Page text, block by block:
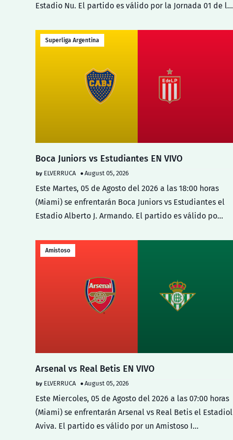
Estadio Nu. El partido es válido por la Jornada 01 de l…
Superliga Argentina
Boca Juniors vs Estudiantes EN VIVO
ELVERRUCA August 05, 2026
Este Martes, 05 de Agosto del 2026 a las 18:00 horas
(Miami) se enfrentarán Boca Juniors vs Estudiantes el
Estadio Alberto J. Armando. El partido es válido po…
Amistoso
Arsenal vs Real Betis EN VIVO
ELVERRUCA August 05, 2026
Este Miercoles, 05 de Agosto del 2026 a las 07:00 horas
(Miami) se enfrentarán Arsenal vs Real Betis el Estadiol
Aviva. El partido es válido por un Amistoso I…